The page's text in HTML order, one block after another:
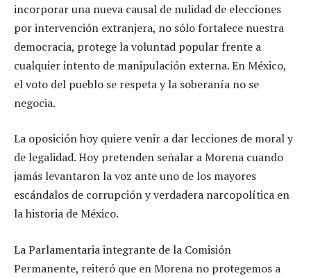
incorporar una nueva causal de nulidad de elecciones
por intervención extranjera, no sólo fortalece nuestra
democracia, protege la voluntad popular frente a
cualquier intento de manipulación externa. En México,
el voto del pueblo se respeta y la soberanía no se
negocia.
La oposición hoy quiere venir a dar lecciones de moral y
de legalidad. Hoy pretenden señalar a Morena cuando
jamás levantaron la voz ante uno de los mayores
escándalos de corrupción y verdadera narcopolítica en
la historia de México.
La Parlamentaria integrante de la Comisión
Permanente, reiteró que en Morena no protegemos a